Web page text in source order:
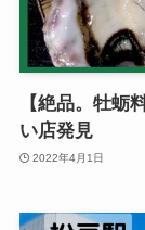
【絶品。牡蛎
い店発見
2022年4月1日